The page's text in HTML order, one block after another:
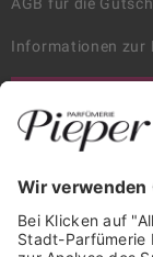
AGB für die
Informationen zur